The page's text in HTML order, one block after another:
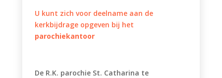
U kunt zich voor deelname aan de
kerkbijdrage opgeven bij het
parochiekantoor
De R.K. parochie St. Catharina te